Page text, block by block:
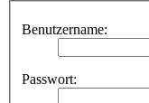
Benutzername:
Passwort: